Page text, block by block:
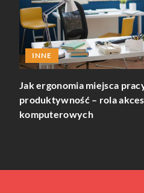
INNE
Jak ergonomia miejsca
produktywność – rola
komputerowych